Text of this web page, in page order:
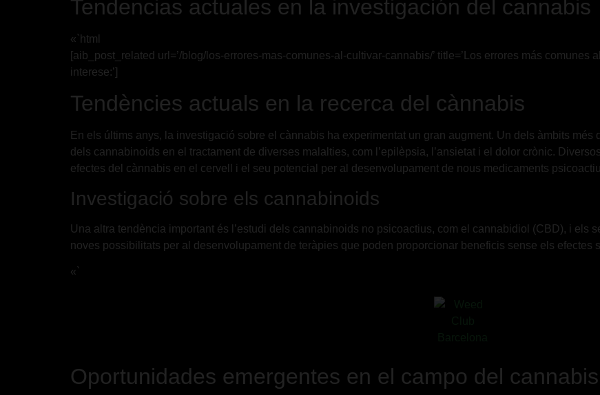
Tendencias actuales en la investigación del cannabis
«`html
[aib_post_related url=’/blog/los-errores-mas-comunes-al-cultivar-cannabis/’ title=’Los errores más comunes
interese:’]
Tendències actuals en la recerca del cànnabis
En els últims anys, la investigació sobre el cànnabis ha experimentat un gran augment. Un dels àmbits més
dels cannabinoids en el tractament de diverses malalties, com l’epilèpsia, l’ansietat i el dolor crònic.
efectes del cànnabis en el cervell i el seu potencial per al desenvolupament de nous medicaments
Investigació sobre els cannabinoids
Una altra tendència important és l’estudi dels cannabinoids no psicoactius, com el cannabidiol (CBD), i els
noves possibilitats per al desenvolupament de teràpies que poden proporcionar beneficis sense els efectes
«`
Oportunidades emergentes en el campo del cannabis